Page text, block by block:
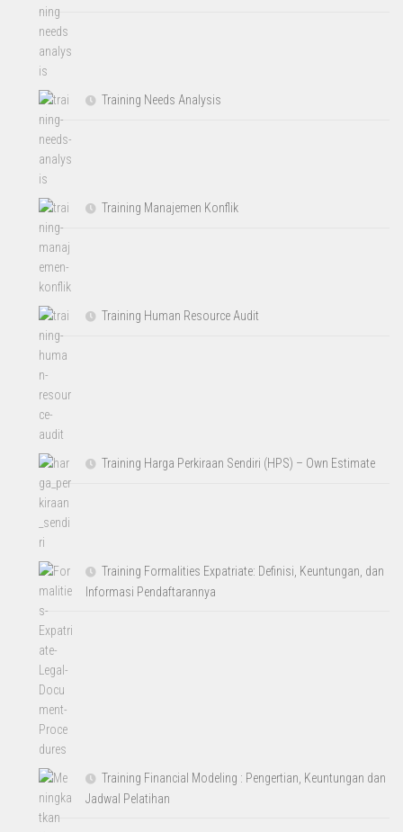
Training Needs Analysis
Training Manajemen Konflik
Training Human Resource Audit
Training Harga Perkiraan Sendiri (HPS) – Own Estimate
Training Formalities Expatriate: Definisi, Keuntungan, dan
Informasi Pendaftarannya
Training Financial Modeling : Pengertian, Keuntungan dan
Jadwal Pelatihan